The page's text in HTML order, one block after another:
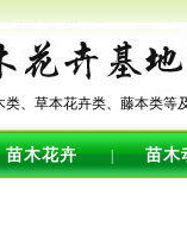
、草本花卉类、藤本类等
苗木花卉 | 苗木